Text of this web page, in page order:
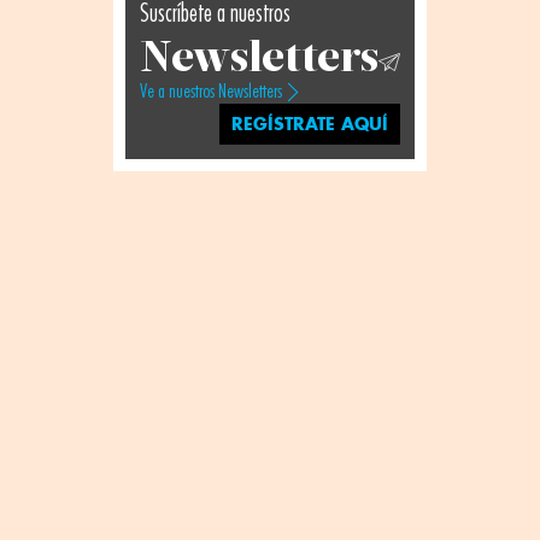
Suscríbete a nuestros
Newsletters
Ve a nuestros Newsletters
REGÍSTRATE AQUÍ